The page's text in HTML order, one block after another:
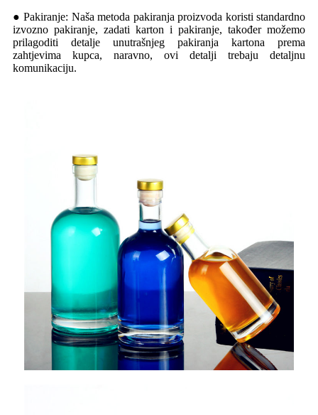
● Pakiranje: Naša metoda pakiranja proizvoda koristi standardno
izvozno pakiranje, zadati karton i pakiranje, također možemo
prilagoditi detalje unutrašnjeg pakiranja kartona prema
zahtjevima kupca, naravno, ovi detalji trebaju detaljnu
komunikaciju.